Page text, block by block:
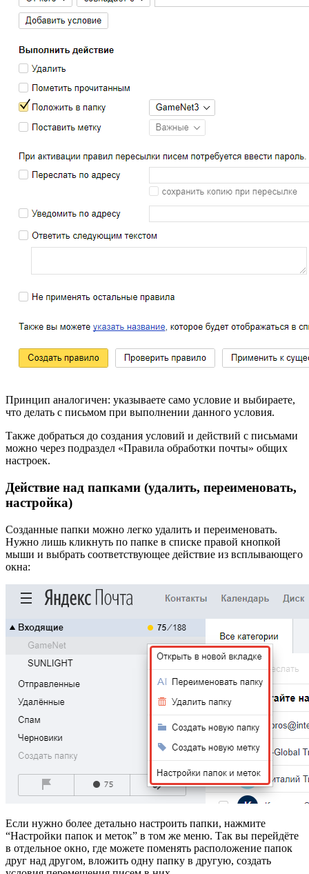
Принцип аналогичен: указываете само условие и выбираете,
что делать с письмом при выполнении данного условия.
Также добраться до создания условий и действий с письмами
можно через подраздел «Правила обработки почты» общих
настроек.
Действие над папками (удалить, переименовать,
настройка)
Созданные папки можно легко удалить и переименовать.
Нужно лишь кликнуть по папке в списке правой кнопкой
мыши и выбрать соответствующее действие из всплывающего
окна:
Если нужно более детально настроить папки, нажмите
“Настройки папок и меток” в том же меню. Так вы перейдёте
в отдельное окно, где можете поменять расположение папок
друг над другом, вложить одну папку в другую, создать